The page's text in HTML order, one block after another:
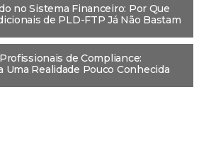
no Sistema Financeiro: Por Que
de PLD-FTP Já Não Bastam
de Compliance:
Uma Realidade Pouco Conhecida